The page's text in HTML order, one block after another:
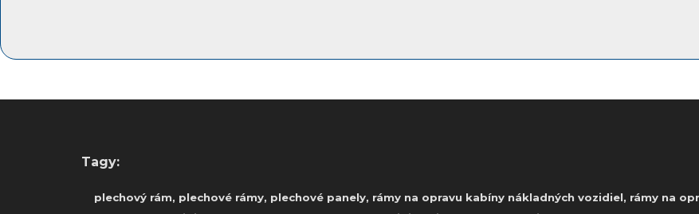
Tagy:
plechový rám, plechové rámy, plechové panely, rámy na opravu kabíny nákladných vozidiel, rámy na